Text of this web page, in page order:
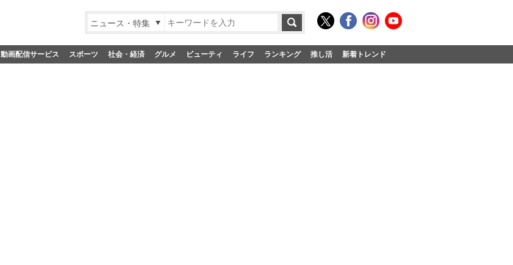
ニュース・特集
動画配信サービス スポーツ 社会・経済 グルメ ビューティ ライフ ランキング 推し活 新着トレンド